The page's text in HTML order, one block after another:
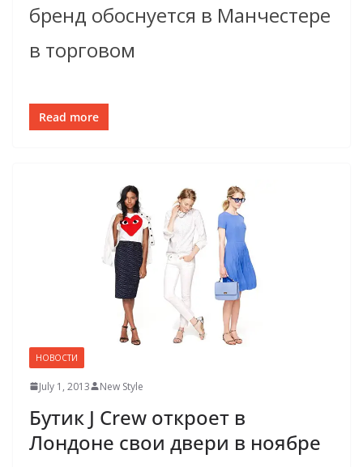
бренд обоснуется в Манчестере
в торговом
Read more
НОВОСТИ
July 1, 2013 New Style
Бутик J Crew откроет в
Лондоне свои двери в ноябре